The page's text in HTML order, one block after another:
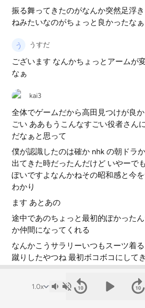
振る舞ってきたのがなんか突然足浮
ねみたいなのがちょっと良かったな
うすだ
ございます なんかちょっとアームが
なぁ
kai3
全体でゲームだから高田見つけが良
ごい ああもうこんなすごい役者さん
だなぁと思って
僕が認識したのは確か nhk の朝ドラ
出てきた時だったんだけど いやーで
ぽいですよなんかねその昭和感と今
わかり
ます あとあの
途中であのちょっと最初的ぽかった
か仲間になってくれる
なんかこうサラリーいつもスーツ着
蹴りしたやつね 最初ボコボコにして
ああああああああああああああ あれ
顔だなと思ってなんかメイクも全然